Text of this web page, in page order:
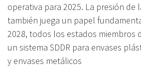
operativa para 2025. La presión de
también juega un papel
2028, todos los estados miembros
un sistema SDDR para envases
y envases metálicos